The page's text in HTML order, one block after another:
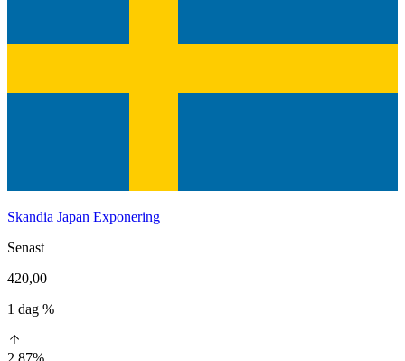
Skandia Japan Exponering
Senast
420,00
1 dag %